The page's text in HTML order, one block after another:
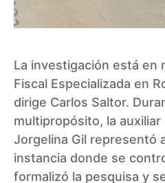
La investigación está en
Fiscal Especializada en
dirige Carlos Saltor.
multipropósito, la auxiliar
Jorgelina Gil representó
instancia donde se
formalizó la pesquisa y